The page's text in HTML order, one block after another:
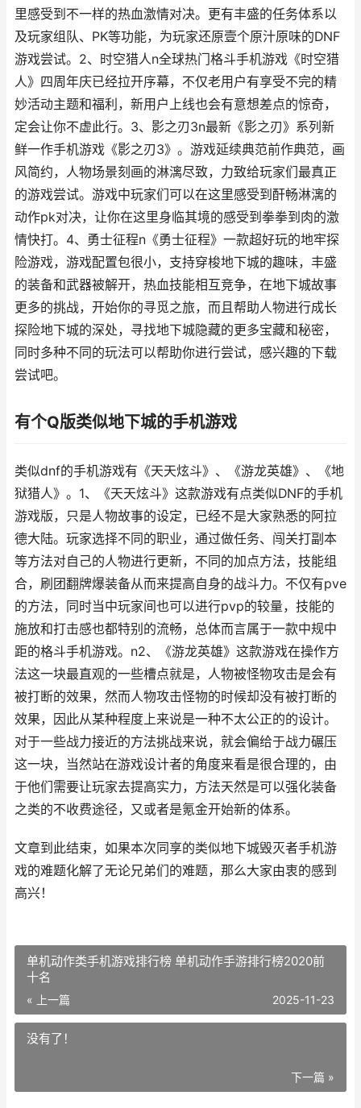
里感受到不一样的热血激情对决。更有丰盛的任务体系以
及玩家组队、PK等功能，为玩家还原壹个原汁原味的DNF
游戏尝试。2、时空猎人n全球热门格斗手机游戏《时空猎
人》四周年庆已经拉开序幕，不仅老用户有享受不完的精
妙活动主题和福利，新用户上线也会有意想差点的惊奇，
定会让你不虚此行。3、影之刃3n最新《影之刃》系列新
鲜一作手机游戏《影之刃3》。游戏延续典范前作典范，画
风简约，人物场景刻画的淋漓尽致，力致给玩家们最真正
的游戏尝试。游戏中玩家们可以在这里感受到酐畅淋漓的
动作pk对决，让你在这里身临其境的感受到拳拳到肉的激
情快打。4、勇士征程n《勇士征程》一款超好玩的地牢探
险游戏，游戏配置包很小，支持穿梭地下城的趣味，丰盛
的装备和武器被解开，热血技能相互竞争，在地下城故事
更多的挑战，开始你的寻觅之旅，而且帮助人物进行成长
探险地下城的深处，寻找地下城隐藏的更多宝藏和秘密，
同时多种不同的玩法可以帮助你进行尝试，感兴趣的下载
尝试吧。
有个Q版类似地下城的手机游戏
类似dnf的手机游戏有《天天炫斗》、《游龙英雄》、《地
狱猎人》。1、《天天炫斗》这款游戏有点类似DNF的手机
游戏版，只是人物故事的设定，已经不是大家熟悉的阿拉
德大陆。玩家选择不同的职业，通过做任务、闯关打副本
等方法对自己的人物进行更新，不同的加点方法，技能组
合，刷团翻牌爆装备从而来提高自身的战斗力。不仅有pve
的方法，同时当中玩家间也可以进行pvp的较量，技能的
施放和打击感也都特别的流畅，总体而言属于一款中规中
距的格斗手机游戏。n2、《游龙英雄》这款游戏在操作方
法这一块最直观的一些槽点就是，人物被怪物攻击是会有
被打断的效果，然而人物攻击怪物的时候却没有被打断的
效果，因此从某种程度上来说是一种不太公正的的设计。
对于一些战力接近的方法挑战来说，就会偏给于战力碾压
这一块，当然站在游戏设计者的角度来看是很合理的，由
于他们需要让玩家去提高实力，方法天然是可以强化装备
之类的不收费途径，又或者是氪金开始新的体系。
文章到此结束，如果本次同享的类似地下城毁灭者手机游
戏的难题化解了无论兄弟们的难题，那么大家由衷的感到
高兴！
单机动作类手机游戏排行榜 单机动作手游排行榜2020前
十名
« 上一篇 2025-11-23
没有了！
下一篇 »